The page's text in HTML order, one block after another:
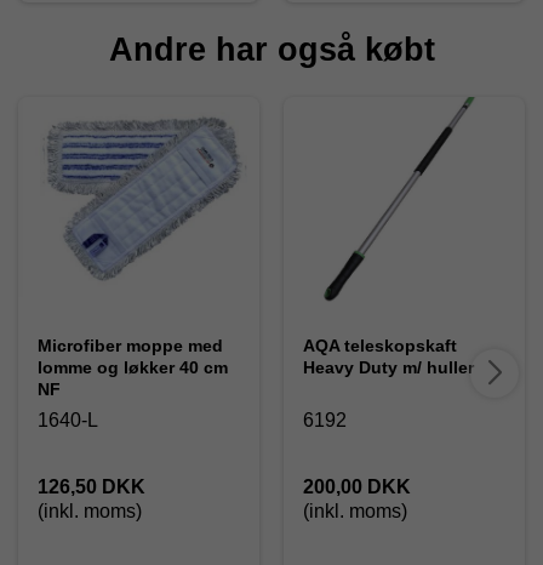
Andre har også købt
Microfiber moppe med
lomme og løkker 40 cm
NF
1640-L
126,50 DKK
(inkl. moms)
AQA teleskopskaft
Heavy Duty m/ huller
6192
200,00 DKK
(inkl. moms)